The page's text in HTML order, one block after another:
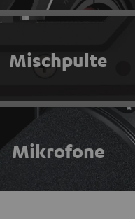
Mischpulte
Mikrofone